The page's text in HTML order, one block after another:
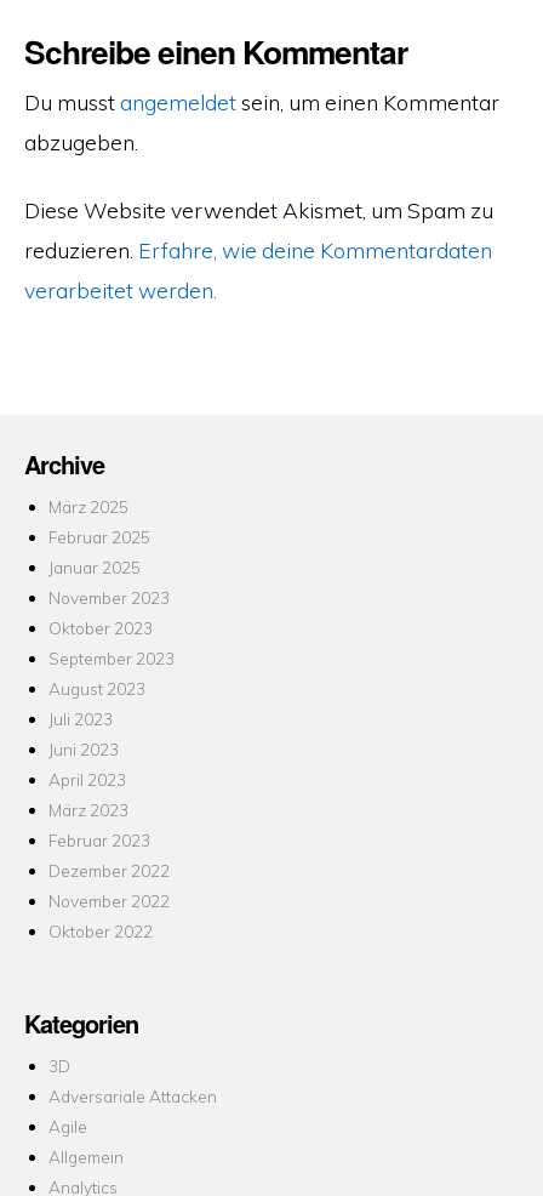
Schreibe einen Kommentar
Du musstangemeldetsein, um einen Kommentar
abzugeben.
Diese Website verwendet Akismet, um Spam zu
reduzieren. Erfahre, wie deine Kommentardaten
verarbeitet werden.
Archive
März 2025
Februar 2025
Januar 2025
November 2023
Oktober 2023
September 2023
August 2023
Juli 2023
Juni 2023
April 2023
März 2023
Februar 2023
Dezember 2022
November 2022
Oktober 2022
Kategorien
3D
Adversariale Attacken
Agile
Allgemein
Analytics